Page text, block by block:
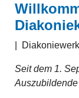
Seit dem 1.